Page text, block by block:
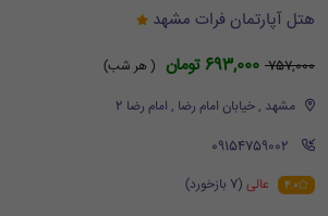
هتل آپارتمان فرات مشهد
757,000 693,000 تومان
( هر شب)
مشهد , خیابان امام رضا , امام رضا 2
‪ 09154759002
4.0 عالی (7 بازخورد)